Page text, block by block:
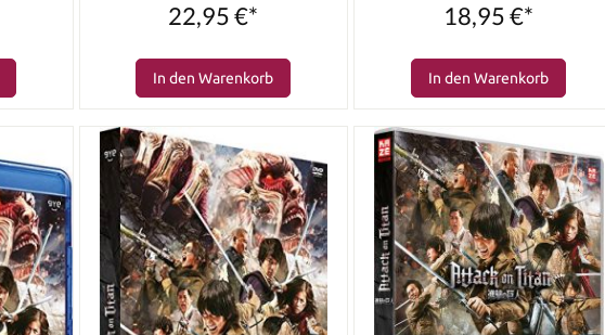
22,95 €*
In den Warenkorb
18,95 €*
In den Warenkorb